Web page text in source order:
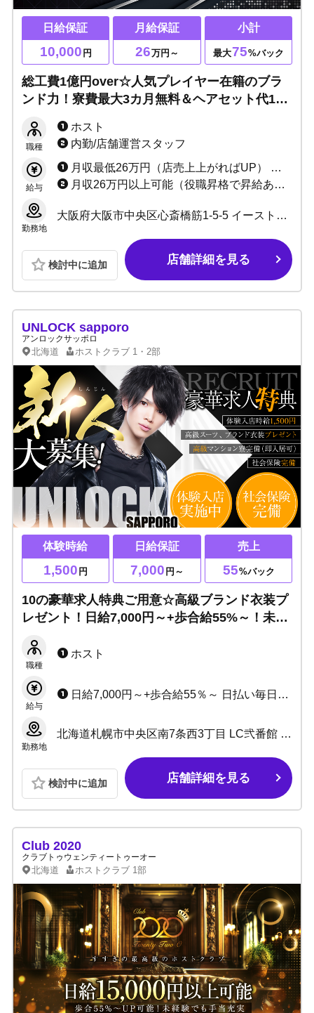
日給保証
10,000 円
月給保証
26万円～
小計
最大75%バック
総工費1億円over☆人気プレイヤー在籍のブラ
ンド力！寮費最大3カ月無料＆ヘアセット代1カ
ンフルエンサーと人気ホストを同時に目指せま
す！
職種
ホスト
内勤/店舗運営スタッフ
給与
月収最低26万円（店売上上がればUP） ＋歩合最大75%～+賞金/手当
月収26万円以上可能（役職昇格で昇給あり）
勤務地
大阪府大阪市中央区心斎橋筋1-5-5 イーストビル3F
検討中に追加 店舗詳細を見る
UNLOCK sapporo
アンロックサッポロ
北海道 ホストクラブ 1・2部
体験時給
1,500 円
日給保証
7,000 円～
売上
55%バック
10の豪華求人特典ご用意☆高級ブランド衣装プ
レゼント！日給7,000円～+歩合給55%～！未経
実績で稼ぎやすさ抜群！
職種
ホスト
給与
日給7,000円～+歩合給55％～ 日払い毎日可能！ 各種賞金多数！
勤務地
北海道札幌市中央区南7条西3丁目 LC弐番館 3F
検討中に追加 店舗詳細を見る
Club 2020
クラブトゥウェンティートゥーオー
北海道 ホストクラブ 1部